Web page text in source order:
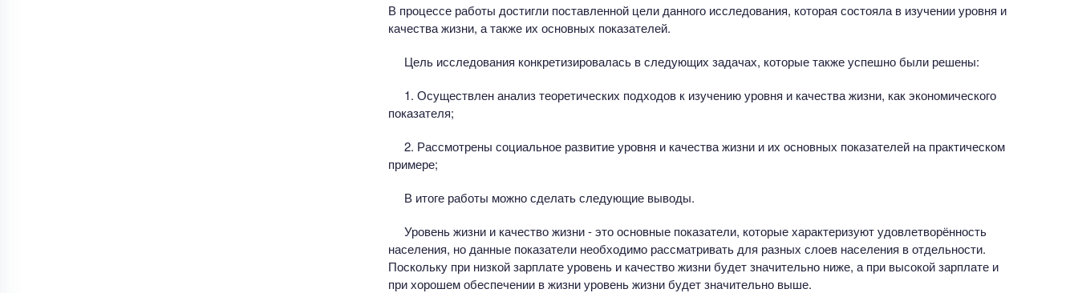
В процессе работы достигли поставленной цели данного исследования, которая состояла в изучении уровня и
качества жизни, а также их основных показателей.
Цель исследования конкретизировалась в следующих задачах, которые также успешно были решены:
1. Осуществлен анализ теоретических подходов к изучению уровня и качества жизни, как экономического
показателя;
2. Рассмотрены социальное развитие уровня и качества жизни и их основных показателей на практическом
примере;
В итоге работы можно сделать следующие выводы.
Уровень жизни и качество жизни - это основные показатели, которые характеризуют удовлетворённость
населения, но данные показатели необходимо рассматривать для разных слоев населения в отдельности.
Поскольку при низкой зарплате уровень и качество жизни будет значительно ниже, а при высокой зарплате и
при хорошем обеспечении в жизни уровень жизни будет значительно выше.